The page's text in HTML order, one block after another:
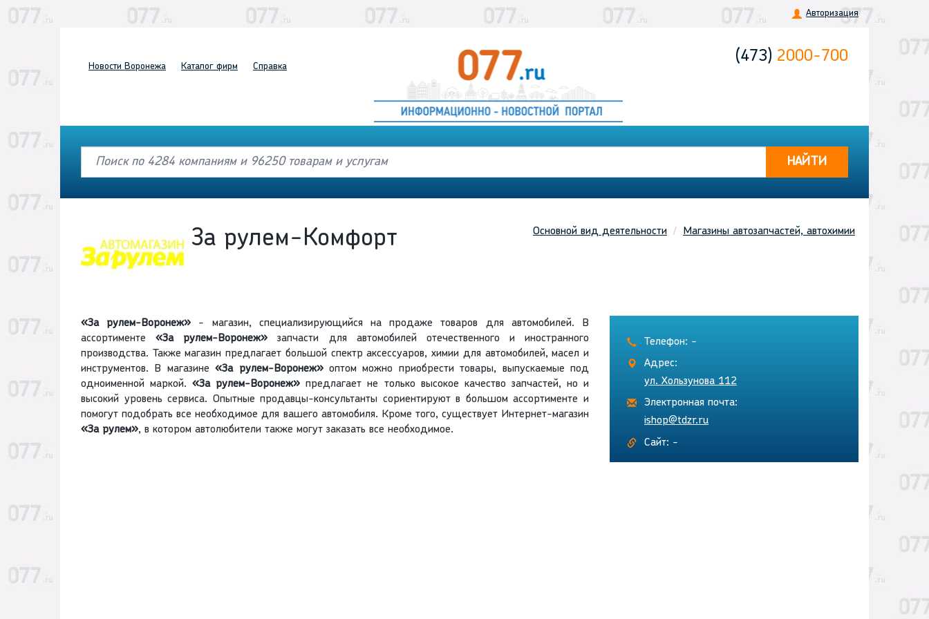
Авторизация
Новости Воронежа Каталог фирм Справка
(473) 2000-700
НАЙТИ
Основной вид деятельности Магазины автозапчастей, автохимии
За рулем-Комфорт
«За рулем-Воронеж» - магазин, специализирующийся на продаже товаров для автомобилей. В
ассортименте«За рулем-Воронеж» запчасти для автомобилей отечественного и иностранного
производства. Также магазин предлагает большой спектр аксессуаров, химии для автомобилей, масел и
инструментов. В магазине«За рулем-Воронеж»оптом можно приобрести товары, выпускаемые под
одноименной маркой.«За рулем-Воронеж» предлагает не только высокое качество запчастей, но и
высокий уровень сервиса. Опытные продавцы-консультанты сориентируют в большом ассортименте и
помогут подобрать все необходимое для вашего автомобиля. Кроме того, существует Интернет-магазин
«За рулем», в котором автолюбители также могут заказать все необходимое.
Телефон: -
Адрес:
ул. Хользунова 112
Электронная почта:
ishop@tdzr.ru
Сайт: -